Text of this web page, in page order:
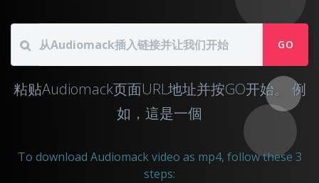
GO
粘贴Audiomack页面URL地址并按GO开始。 例
如，這是一個
To download Audiomack video as mp4, follow these 3
steps: